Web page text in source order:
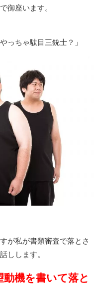
御座います。
っちゃ駄目三銃士？」
が私が書類審査で落とさ
しします。
機を書いて落と